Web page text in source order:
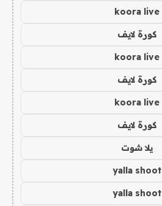
koora live
كورة لايف
koora live
كورة لايف
koora live
كورة لايف
يلا شوت
yalla shoot
yalla shoot